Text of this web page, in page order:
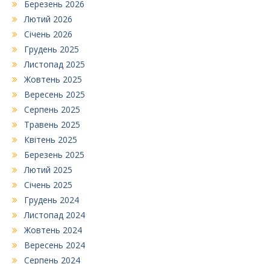
Березень 2026
Лютий 2026
Січень 2026
Грудень 2025
Листопад 2025
Жовтень 2025
Вересень 2025
Серпень 2025
Травень 2025
Квітень 2025
Березень 2025
Лютий 2025
Січень 2025
Грудень 2024
Листопад 2024
Жовтень 2024
Вересень 2024
Серпень 2024